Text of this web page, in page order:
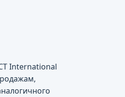
International